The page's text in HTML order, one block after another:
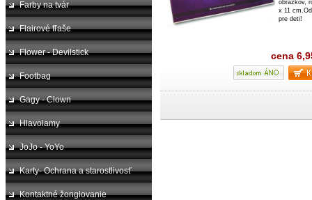
Farby na tvár
Flairové fľaše
Flower - Devilstick
Footbag
Gagy - Clown
Hlavolamy
JoJo - YoYo
Karty- Ochrana a starostlivosť
Kontaktné žonglovanie
obrázkov,
x 11
pre deti!
cena